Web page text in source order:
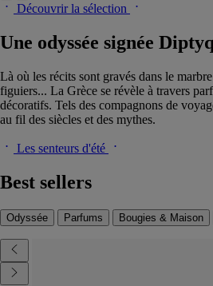
Découvrir la sélection
Une odyssée signée
Là où les récits sont gravés dans le
figuiers... La Grèce se révèle à travers
décoratifs. Tels des compagnons de
au fil des siècles et des mythes.
Les senteurs d'été
Best sellers
Odyssée Parfums Bougies & Maison